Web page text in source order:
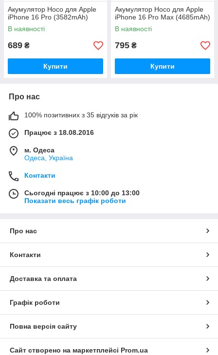
Акумулятор Hoco для Apple
iPhone 16 Pro (3582mAh)
В наявності
689 ₴
Купити
Акумулятор Hoco для Apple
iPhone 16 Pro Max (4685mAh)
В наявності
795 ₴
Купити
Про нас
100% позитивних з 35 відгуків за рік
Працює з 18.08.2016
м. Одеса
Одеса, Україна
Контакти
Сьогодні працює з 10:00 до 13:00
Показати весь графік роботи
Про нас
Контакти
Доставка та оплата
Графік роботи
Повна версія сайту
Сайт створено на маркетплейсі Prom.ua